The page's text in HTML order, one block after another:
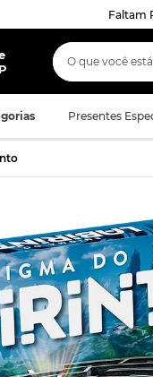
Faltam
O que você
Presentes